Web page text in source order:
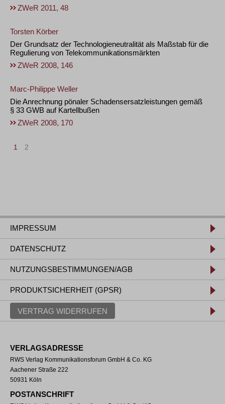
ZWeR 2011, 48
Torsten Körber
Der Grundsatz der Technologieneutralität als Maßstab für die
Regulierung von Telekommunikationsmärkten
ZWeR 2008, 146
Marc-Philippe Weller
Die Anrechnung pönaler Schadensersatzleistungen gemäß
§ 33 GWB auf Kartellbußen
ZWeR 2008, 170
1 2
IMPRESSUM
DATENSCHUTZ
NUTZUNGSBESTIMMUNGEN/AGB
PRODUKTSICHERHEIT (GPSR)
VERTRAG WIDERRUFEN
VERLAGSADRESSE
RWS Verlag Kommunikationsforum GmbH & Co. KG
Aachener Straße 222
50931 Köln
POSTANSCHRIFT